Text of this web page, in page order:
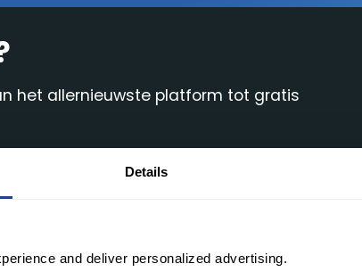
Details
and deliver personalized advertising.
het allernieuwste platform tot gratis